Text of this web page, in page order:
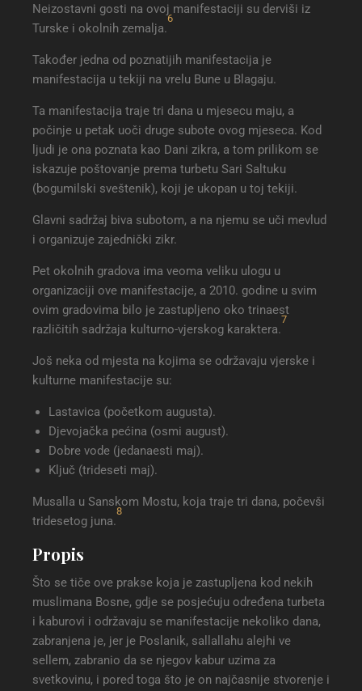
Neizostavni gosti na ovoj manifestaciji su derviši iz
Turske i okolnih zemalja.
6
Također jedna od poznatijih manifestacija je
manifestacija u tekiji na vrelu Bune u Blagaju.
Ta manifestacija traje tri dana u mjesecu maju, a
počinje u petak uoči druge subote ovog mjeseca. Kod
ljudi je ona poznata kao Dani zikra, a tom prilikom se
iskazuje poštovanje prema turbetu Sari Saltuku
(bogumilski sveštenik), koji je ukopan u toj tekiji.
Glavni sadržaj biva subotom, a na njemu se uči mevlud
i organizuje zajednički zikr.
Pet okolnih gradova ima veoma veliku ulogu u
organizaciji ove manifestacije, a 2010. godine u svim
ovim gradovima bilo je zastupljeno oko trinaest
različitih sadržaja kulturno-vjerskog karaktera.
7
Još neka od mjesta na kojima se održavaju vjerske i
kulturne manifestacije su:
Lastavica (početkom augusta).
Djevojačka pećina (osmi august).
Dobre vode (jedanaesti maj).
Ključ (trideseti maj).
Musalla u Sanskom Mostu, koja traje tri dana, počevši
tridesetog juna.
8
Propis
Što se tiče ove prakse koja je zastupljena kod nekih
muslimana Bosne, gdje se posjećuju određena turbeta
i kaburovi i održavaju se manifestacije nekoliko dana,
zabranjena je, jer je Poslanik, sallallahu alejhi ve
sellem, zabranio da se njegov kabur uzima za
svetkovinu, i pored toga što je on najčasnije stvorenje i